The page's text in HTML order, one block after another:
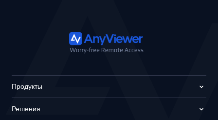
Продукты
Решения